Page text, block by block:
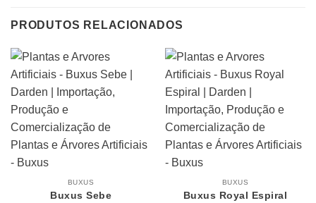
PRODUTOS RELACIONADOS
BUXUS
Buxus Sebe
BUXUS
Buxus Royal Espiral